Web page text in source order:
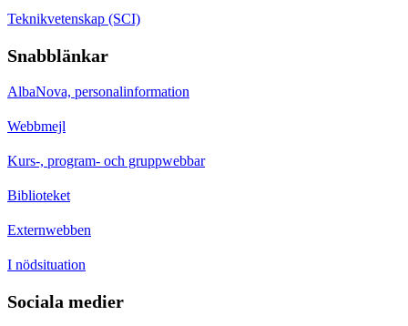
Teknikvetenskap (SCI)
Snabblänkar
AlbaNova, personalinformation
Webbmejl
Kurs-, program- och gruppwebbar
Biblioteket
Externwebben
I nödsituation
Sociala medier